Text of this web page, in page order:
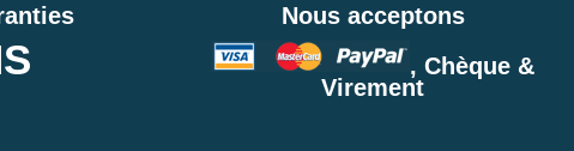
Nous acceptons
, Chèque &
Virement